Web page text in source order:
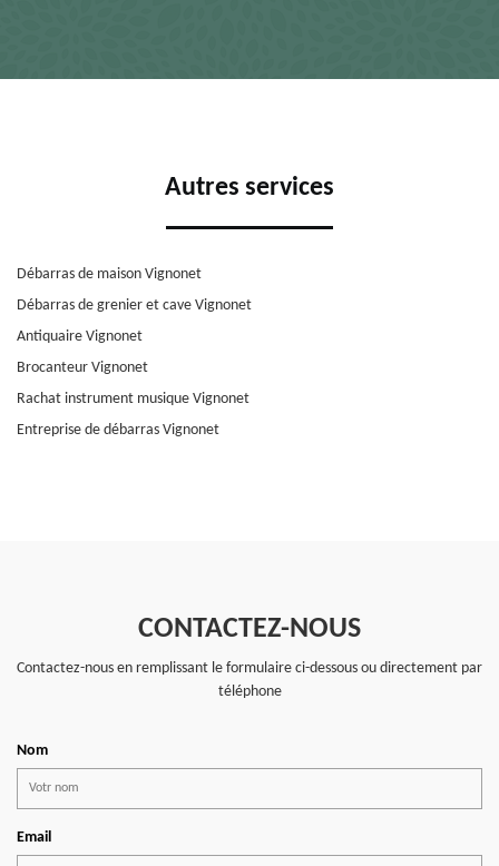
Autres services
Débarras de maison Vignonet
Débarras de grenier et cave Vignonet
Antiquaire Vignonet
Brocanteur Vignonet
Rachat instrument musique Vignonet
Entreprise de débarras Vignonet
CONTACTEZ-NOUS
Contactez-nous en remplissant le formulaire ci-dessous ou directement par
téléphone
Nom
Email